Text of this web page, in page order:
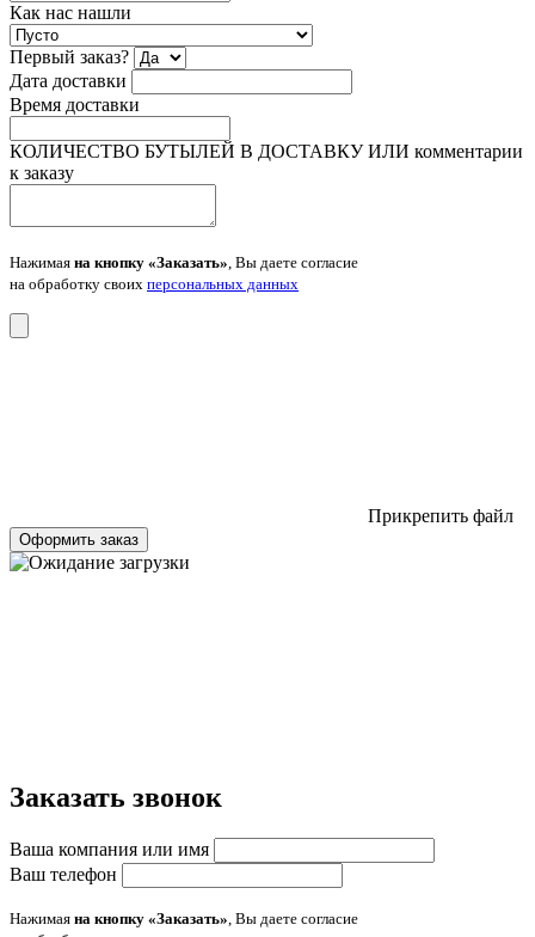
Как нас нашли
Первый заказ?
Дата доставки
Время доставки
КОЛИЧЕСТВО БУТЫЛЕЙ В ДОСТАВКУ ИЛИ комментарии
к заказу
Нажимая на кнопку «Заказать» , Вы даете согласие
на обработку своих персональных данных
Прикрепить файл
Оформить заказ
Заказать звонок
Ваша компания или имя
Ваш телефон
Нажимая на кнопку «Заказать» , Вы даете согласие